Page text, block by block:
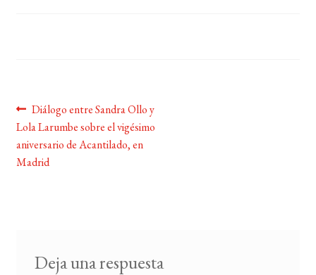
LISTA DE LIBROS
Navegación
de
entradas
Anterior:
Diálogo entre Sandra Ollo y
Lola Larumbe sobre el vigésimo
aniversario de Acantilado, en
Madrid
Deja una respuesta